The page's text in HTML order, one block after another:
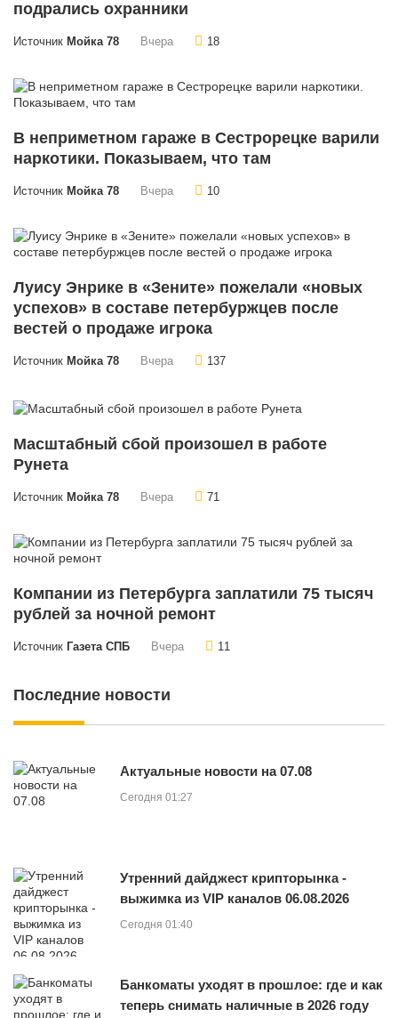
подрались охранники
Источник Мойка 78 Вчера 18
В неприметном гараже в Сестрорецке варили
наркотики. Показываем, что там
Источник Мойка 78 Вчера 10
Луису Энрике в «Зените» пожелали «новых
успехов» в составе петербуржцев после
вестей о продаже игрока
Источник Мойка 78 Вчера 137
Масштабный сбой произошел в работе
Рунета
Источник Мойка 78 Вчера 71
Компании из Петербурга заплатили 75 тысяч
рублей за ночной ремонт
Источник Газета СПБ Вчера 11
Последние новости
Актуальные новости на 07.08
Сегодня 01:27
Утренний дайджест крипторынка -
выжимка из VIP каналов 06.08.2026
Сегодня 01:40
Банкоматы уходят в прошлое: где и как
теперь снимать наличные в 2026 году